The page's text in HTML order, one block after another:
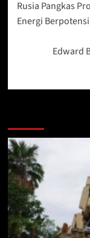
Rusia Pangkas
Energi
Edward